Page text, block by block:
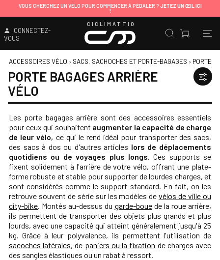
VOUS CHERCHEZ UN VÉLO POUR COMMENCER À PÉDALER ? JETEZ UN ŒIL ICI
!
CONNECTEZ-
VOUS
CICLIMATTIO
ACCESSOIRES VÉLO › SACS, SACHOCHES ET PORTE-BAGAGES › PORTE
PORTE BAGAGES ARRIÈRE
VÉLO
Les porte bagages arrière sont des accessoires essentiels
pour ceux qui souhaitent augmenter la capacité de charge
de leur vélo, ce qui le rend idéal pour transporter des sacs,
des sacs à dos ou d'autres articles lors de déplacements
quotidiens ou de voyages plus longs. Ces supports se
fixent solidement à l'arrière de votre vélo, offrant une plate-
forme robuste et stable pour supporter de lourdes charges, et
sont considérés comme le support standard. En fait, on les
retrouve souvent de série sur les modèles devélos de ville ou
city-bike. Montés au-dessus du garde-bouede la roue arrière,
ils permettent de transporter des objets plus grands et plus
lourds, avec une capacité qui atteint généralement jusqu'à 25
kg. Grâce à leur polyvalence, ils permettent l'utilisation de
sacoches latérales, de paniers ou la fixation de charges avec
des sangles élastiques ou un rabat à ressort.